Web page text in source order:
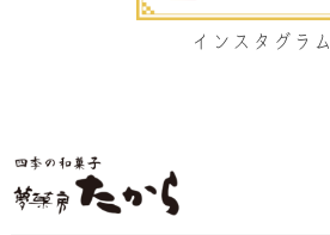
インスタグラム